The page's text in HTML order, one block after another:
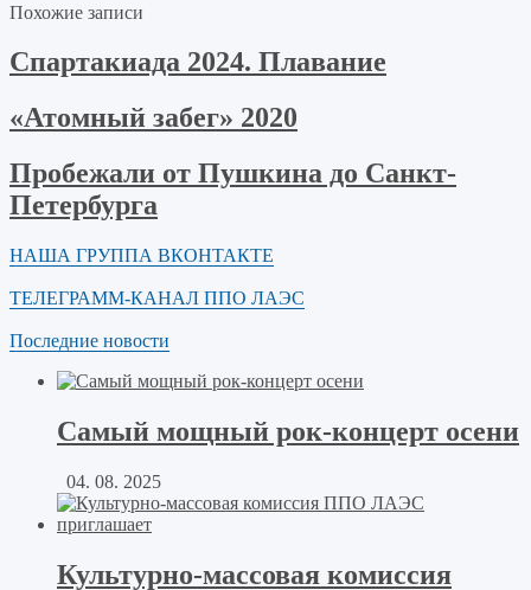
Похожие записи
Спартакиада 2024. Плавание
«Атомный забег» 2020
Пробежали от Пушкина до Санкт-
Петербурга
НАША ГРУППА ВКОНТАКТЕ
ТЕЛЕГРАММ-КАНАЛ ППО ЛАЭС
Последние новости
Самый мощный рок-концерт осени
04. 08. 2025
Культурно-массовая комиссия